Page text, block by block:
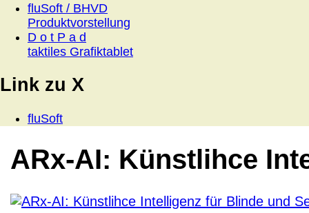
fluSoft / BHVD
Produktvorstellung
D o t P a d
taktiles Grafiktablet
Link zu X
fluSoft
ARx-AI: Künstlihce